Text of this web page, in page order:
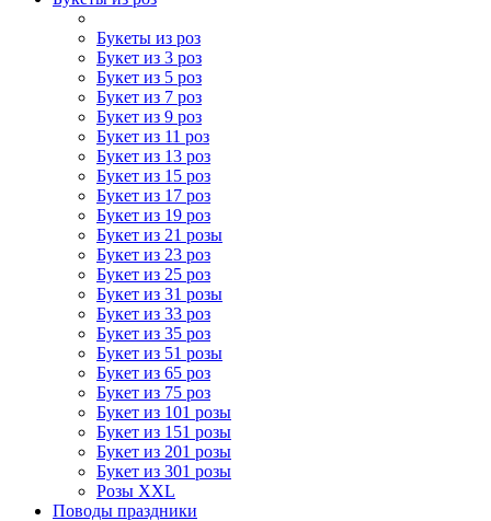
Букеты из роз
Букет из 3 роз
Букет из 5 роз
Букет из 7 роз
Букет из 9 роз
Букет из 11 роз
Букет из 13 роз
Букет из 15 роз
Букет из 17 роз
Букет из 19 роз
Букет из 21 розы
Букет из 23 роз
Букет из 25 роз
Букет из 31 розы
Букет из 33 роз
Букет из 35 роз
Букет из 51 розы
Букет из 65 роз
Букет из 75 роз
Букет из 101 розы
Букет из 151 розы
Букет из 201 розы
Букет из 301 розы
Розы XXL
Поводы праздники